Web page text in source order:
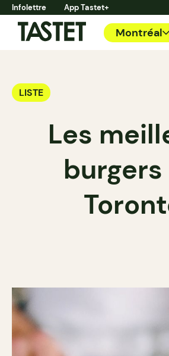
Infolettre App Tastet+
Montréal
LISTE
Les
burgers